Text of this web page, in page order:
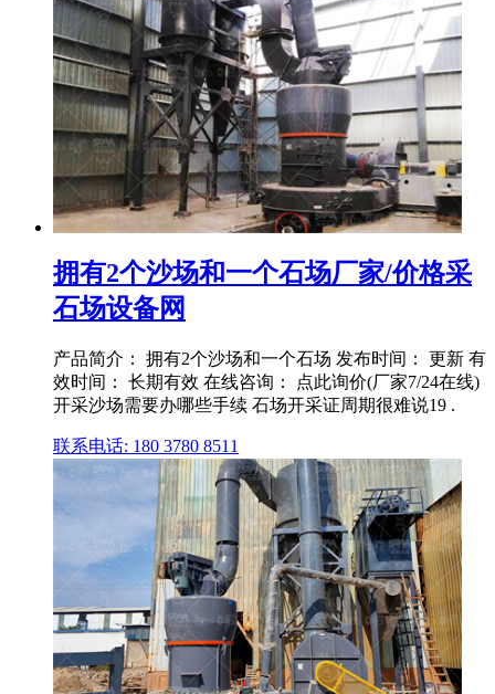
拥有2个沙场和一个石场厂家/价格采
石场设备网
产品简介： 拥有2个沙场和一个石场 发布时间： 更新 有
效时间： 长期有效 在线咨询： 点此询价(厂家7/24在线)
开采沙场需要办哪些手续 石场开采证周期很难说19 .
联系电话: 180 3780 8511